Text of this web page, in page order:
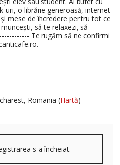
uri, o librărie generoasă, internet
mese de încredere pentru tot ce
să te relaxezi, să
Te rugăm să ne confirmi
Romania (Hartă)
s-a încheiat.